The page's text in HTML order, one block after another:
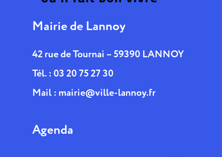
Mairie de Lannoy
42 rue de Tournai – 59390 LANNOY
Tél. : 03 20 75 27 30
Mail : mairie@ville-lannoy.fr
Agenda